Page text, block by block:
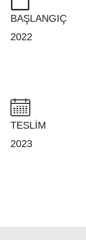
BAŞLANGIÇ
2022
TESLİM
2023